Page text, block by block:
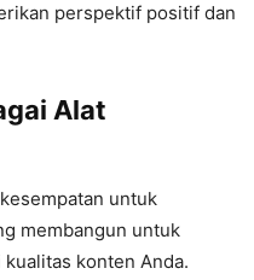
perspektif positif dan
Alat
untuk
membangun untuk
konten Anda.